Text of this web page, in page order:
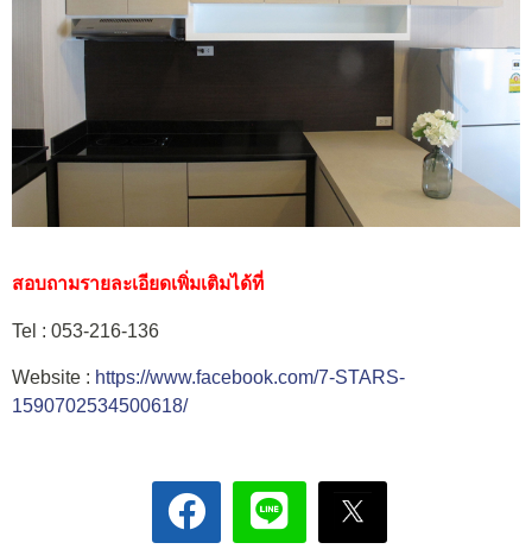
สอบถามรายละเอียดเพิ่มเติมได้ที่
Tel : 053-216-136
Website : https://www.facebook.com/7-STARS-
1590702534500618/